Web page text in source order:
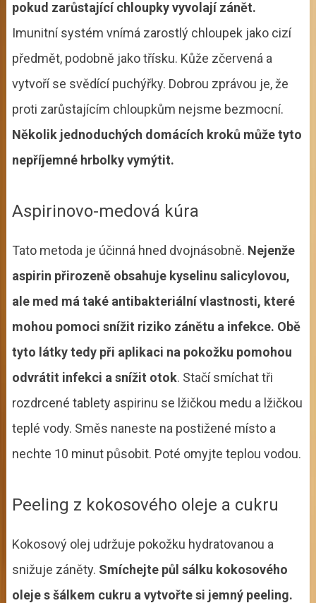
pokud zarůstající chloupky vyvolají zánět.
Imunitní systém vnímá zarostlý chloupek jako cizí
předmět, podobně jako třísku. Kůže zčervená a
vytvoří se svědící puchýřky. Dobrou zprávou je, že
proti zarůstajícím chloupkům nejsme bezmocní.
Několik jednoduchých domácích kroků může tyto
nepříjemné hrbolky vymýtit.
Aspirinovo-medová kúra
Tato metoda je účinná hned dvojnásobně. Nejenže
aspirin přirozeně obsahuje kyselinu salicylovou,
ale med má také antibakteriální vlastnosti, které
mohou pomoci snížit riziko zánětu a infekce. Obě
tyto látky tedy při aplikaci na pokožku pomohou
odvrátit infekci a snížit otok. Stačí smíchat tři
rozdrcené tablety aspirinu se lžičkou medu a lžičkou
teplé vody. Směs naneste na postižené místo a
nechte 10 minut působit. Poté omyjte teplou vodou.
Peeling z kokosového oleje a cukru
Kokosový olej udržuje pokožku hydratovanou a
snižuje záněty. Smíchejte půl sálku kokosového
oleje s šálkem cukru a vytvořte si jemný peeling.